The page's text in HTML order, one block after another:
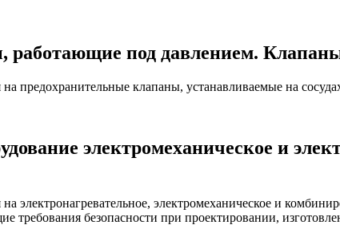
работающие под давлением.
на предохранительные клапаны, устанавливаемые на
электромеханическое и
электронагревательное, электромеханическое и
требования безопасности при проектировании,